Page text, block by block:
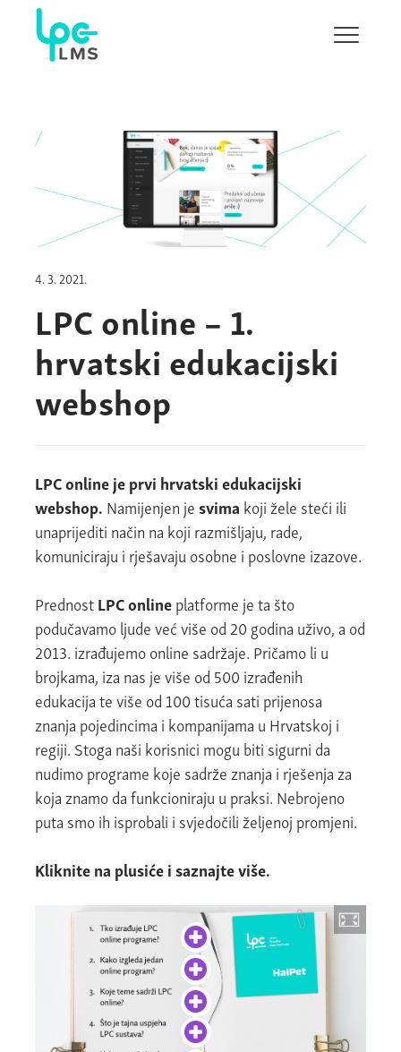
Pokaži/
4. 3. 2021.
LPC online – 1.
hrvatski edukacijski
webshop
LPC online je prvi hrvatski edukacijski
webshop. Namijenjen jesvima koji žele steći ili
unaprijediti način na koji razmišljaju, rade,
komuniciraju i rješavaju osobne i poslovne izazove.
PrednostLPC onlineplatforme je ta što
podučavamo ljude već više od 20 godina uživo, a od
2013. izrađujemo online sadržaje. Pričamo li u
brojkama, iza nas je više od 500 izrađenih
edukacija te više od 100 tisuća sati prijenosa
znanja pojedincima i kompanijama u Hrvatskoj i
regiji. Stoga naši korisnici mogu biti sigurni da
nudimo programe koje sadrže znanja i rješenja za
koja znamo da funkcioniraju u praksi. Nebrojeno
puta smo ih isprobali i svjedočili željenoj promjeni.
Kliknite na plusiće i saznajte više.